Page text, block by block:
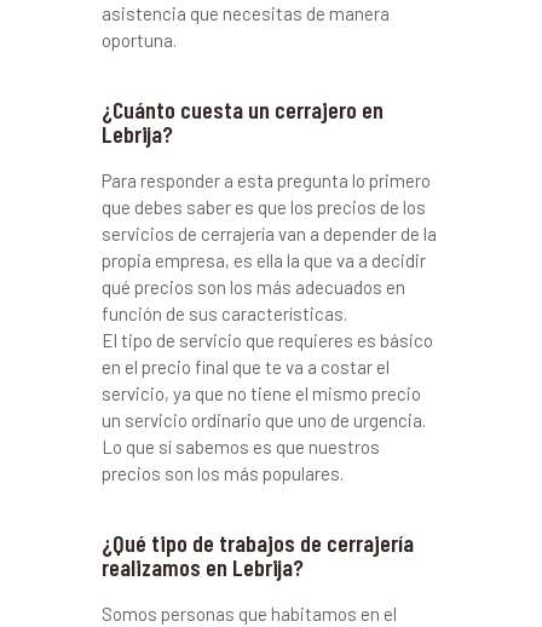
asistencia que necesitas de manera
oportuna.
¿Cuánto cuesta un cerrajero en
Lebrija?
Para responder a esta pregunta lo primero
que debes saber es que los precios de los
servicios de cerrajería van a depender de la
propia empresa, es ella la que va a decidir
qué precios son los más adecuados en
función de sus características.
El tipo de servicio que requieres es básico
en el precio final que te va a costar el
servicio, ya que no tiene el mismo precio
un servicio ordinario que uno de urgencia.
Lo que sí sabemos es que nuestros
precios son los más populares.
¿Qué tipo de trabajos de cerrajería
realizamos en Lebrija?
Somos personas que habitamos en el